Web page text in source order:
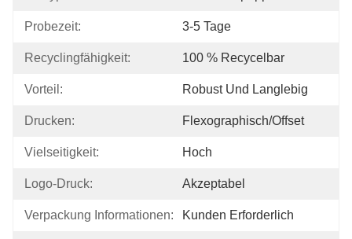
Probezeit: 3-5 Tage
Recyclingfähigkeit: 100 % Recycelbar
Vorteil: Robust Und Langlebig
Drucken: Flexographisch/Offset
Vielseitigkeit: Hoch
Logo-Druck: Akzeptabel
Verpackung Informationen: Kunden Erforderlich